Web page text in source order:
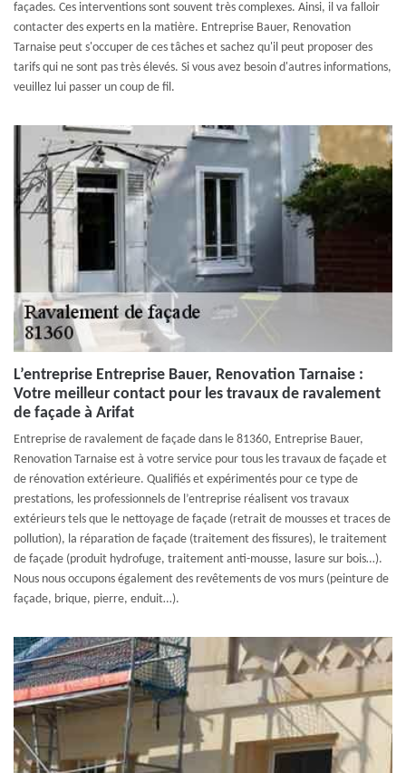
façades. Ces interventions sont souvent très complexes. Ainsi, il va falloir
contacter des experts en la matière. Entreprise Bauer, Renovation
Tarnaise peut s'occuper de ces tâches et sachez qu'il peut proposer des
tarifs qui ne sont pas très élevés. Si vous avez besoin d'autres informations,
veuillez lui passer un coup de fil.
L’entreprise Entreprise Bauer, Renovation Tarnaise :
Votre meilleur contact pour les travaux de ravalement
de façade à Arifat
Entreprise de ravalement de façade dans le 81360, Entreprise Bauer,
Renovation Tarnaise est à votre service pour tous les travaux de façade et
de rénovation extérieure. Qualifiés et expérimentés pour ce type de
prestations, les professionnels de l’entreprise réalisent vos travaux
extérieurs tels que le nettoyage de façade (retrait de mousses et traces de
pollution), la réparation de façade (traitement des fissures), le traitement
de façade (produit hydrofuge, traitement anti-mousse, lasure sur bois…).
Nous nous occupons également des revêtements de vos murs (peinture de
façade, brique, pierre, enduit…).